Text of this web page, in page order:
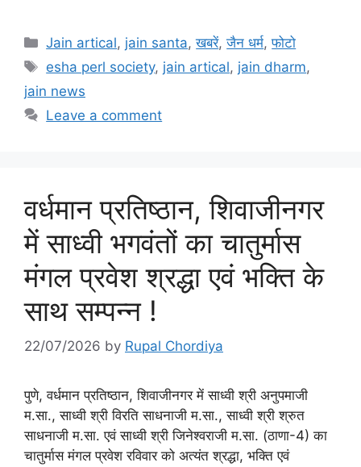
Categories
Jain artical, jain santa,खबरें,जैन धर्म,फोटो
Tags
esha perl society, jain artical, jain dharm,
jain news
Leave a comment
वर्धमान प्रतिष्ठान, शिवाजीनगर
में साध्वी भगवंतों का चातुर्मास
मंगल प्रवेश श्रद्धा एवं भक्ति के
साथ सम्पन्न !
22/07/2026 by Rupal Chordiya
पुणे, वर्धमान प्रतिष्ठान, शिवाजीनगर में साध्वी श्री अनुपमाजी
म.सा., साध्वी श्री विरति साधनाजी म.सा., साध्वी श्री श्रुत
साधनाजी म.सा. एवं साध्वी श्री जिनेश्वराजी म.सा. (ठाणा-4) का
चातुर्मास मंगल प्रवेश रविवार को अत्यंत श्रद्धा, भक्ति एवं